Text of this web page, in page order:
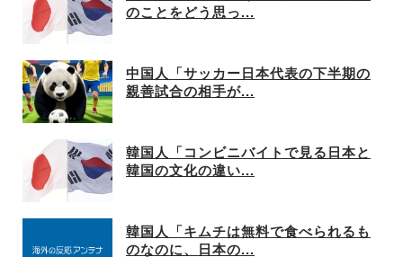
のことをどう思っ...
中国人「サッカー日本代表の下半期の
親善試合の相手が...
韓国人「コンビニバイトで見る日本と
韓国の文化の違い...
韓国人「キムチは無料で食べられるも
のなのに、日本の...